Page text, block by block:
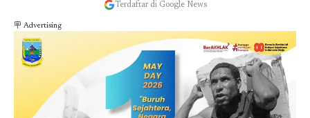
Terdaftar di Google News
🪧 Advertising